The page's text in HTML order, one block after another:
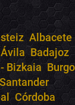
Albacete
Ávila Badajoz
Bizkaia
Córdoba